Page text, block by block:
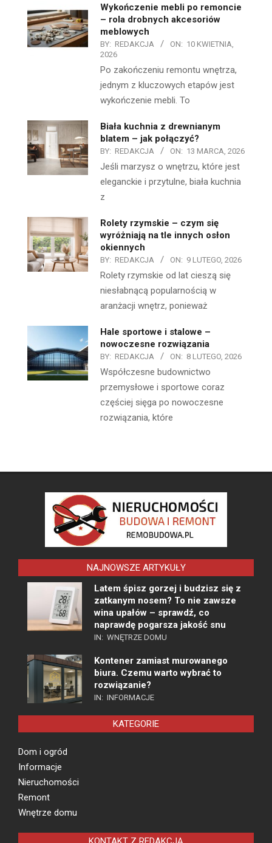
Wykończenie mebli po remoncie
– rola drobnych akcesoriów
meblowych
BY: REDAKCJA ON: 10 KWIETNIA,
2026
Po zakończeniu remontu wnętrza,
jednym z kluczowych etapów jest
wykończenie mebli. To
Biała kuchnia z drewnianym
blatem – jak połączyć?
BY: REDAKCJA ON: 13 MARCA, 2026
Jeśli marzysz o wnętrzu, które jest
eleganckie i przytulne, biała kuchnia
z
Rolety rzymskie – czym się
wyróżniają na tle innych osłon
okiennych
BY: REDAKCJA ON: 9 LUTEGO, 2026
Rolety rzymskie od lat cieszą się
niesłabnącą popularnością w
aranżacji wnętrz, ponieważ
Hale sportowe i stalowe –
nowoczesne rozwiązania
BY: REDAKCJA ON: 8 LUTEGO, 2026
Współczesne budownictwo
przemysłowe i sportowe coraz
częściej sięga po nowoczesne
rozwiązania, które
NAJNOWSZE ARTYKUŁY
Latem śpisz gorzej i budzisz się z
zatkanym nosem? To nie zawsze
wina upałów – sprawdź, co
naprawdę pogarsza jakość snu
IN: WNĘTRZE DOMU
Kontener zamiast murowanego
biura. Czemu warto wybrać to
rozwiązanie?
IN: INFORMACJE
KATEGORIE
Dom i ogród
Informacje
Nieruchomości
Remont
Wnętrze domu